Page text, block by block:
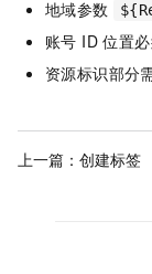
地域参数
账号 ID 位置
资源标识部分
上一篇： 创建标签